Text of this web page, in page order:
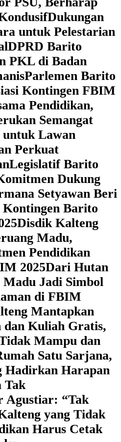
Dukungan
untuk Pelestarian
DPRD Barito
PKL di Badan
Parlemen Barito
Kontingen FBIM
Pendidikan,
Semangat
Lawan
Perkuat
Legislatif Barito
Dukung
Setyawan Beri
Kontingen Barito
Disdik Kalteng
Madu,
Pendidikan
2025‎Dari Hutan
Jadi Simbol
di FBIM
Mantapkan
dan Kuliah Gratis,
Mampu dan
Satu Sarjana,
Hadirkan Harapan
Tak
Agustiar: “Tak
yang Tidak
Harus Cetak